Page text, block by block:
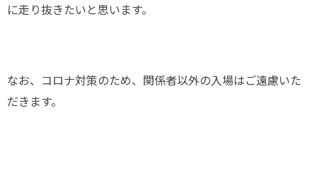
に走り抜きたいと思います。
なお、コロナ対策のため、関係者以外の入場はご遠慮いた
だきます。